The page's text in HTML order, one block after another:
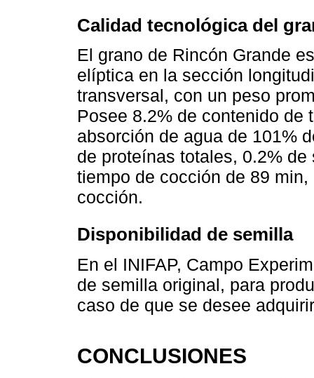
Calidad tecnológica del
El grano de Rincón Grande
elíptica en la sección
transversal, con un peso
Posee 8.2% de contenido de
absorción de agua de 101%
de proteínas totales, 0.2%
tiempo de cocción de 89
cocción.
Disponibilidad de semilla
En el INIFAP, Campo
de semilla original, para
caso de que se desee
CONCLUSIONES